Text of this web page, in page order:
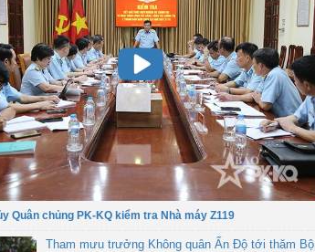
Quân chủng PK-KQ kiểm tra Nhà máy Z119
Tham mưu trưởng Không quân Ấn Độ tới thăm Bộ